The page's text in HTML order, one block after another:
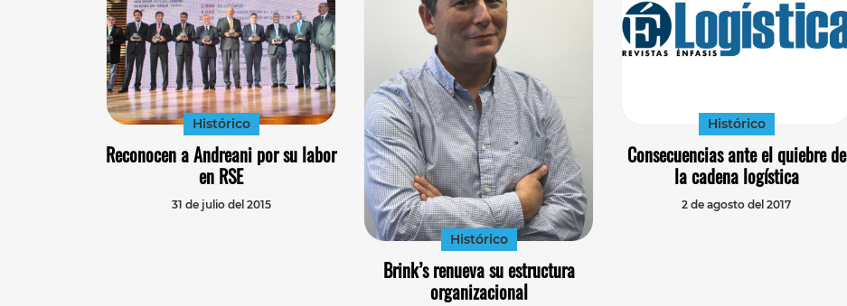
Histórico
Reconocen a Andreani por su labor
en RSE
31 de julio del 2015
Histórico
Brink’s renueva su estructura
organizacional
Histórico
Consecuencias ante el quiebre de
la cadena logística
2 de agosto del 2017